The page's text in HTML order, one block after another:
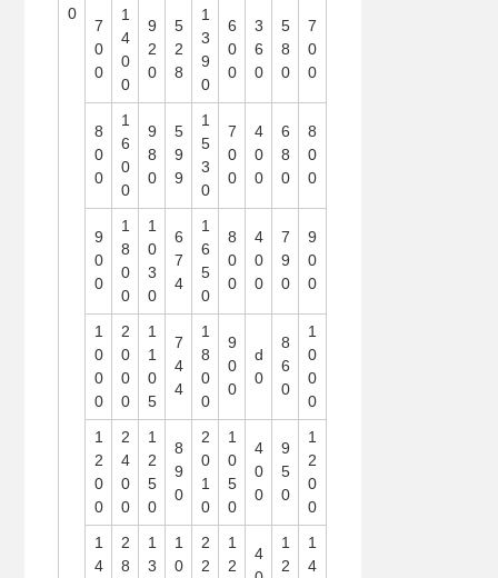
0
7
0
0
1
4
0
0
9
2
0
5
2
8
1
3
9
0
6
0
0
3
6
0
5
8
0
7
0
0
8
0
0
1
6
0
0
9
8
0
5
9
9
1
5
3
0
7
0
0
4
0
0
6
8
0
8
0
0
9
0
0
1
8
0
0
1
0
3
0
6
7
4
1
6
5
0
8
0
0
4
0
0
7
9
0
9
0
0
1
0
0
0
2
0
0
0
1
1
0
5
7
4
4
1
8
0
0
9
0
0
d
0
8
6
0
1
0
0
0
1
2
0
0
2
4
0
0
1
2
5
0
8
9
0
2
0
1
0
1
0
5
0
4
0
0
9
5
0
1
2
0
0
1
4
2
8
1
3
1
0
2
2
1
2
4
1
2
1
4